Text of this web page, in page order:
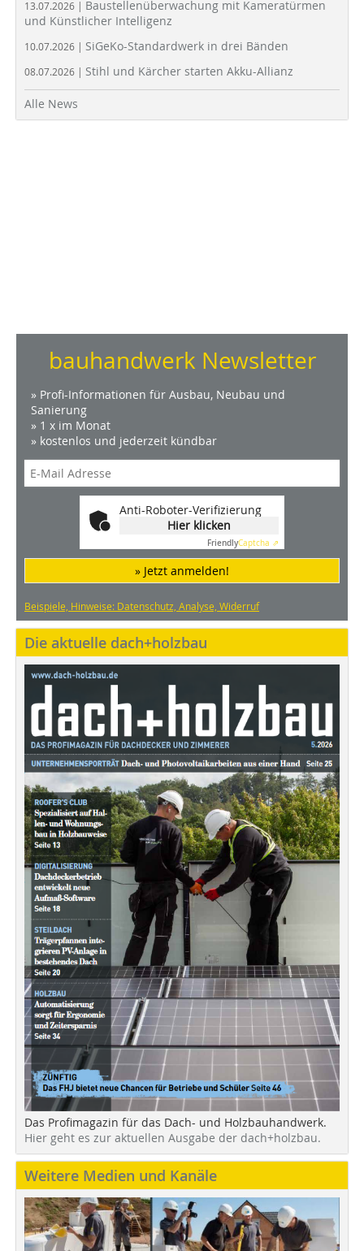
13.07.2026 | Baustellenüberwachung mit Kameratürmen
und Künstlicher Intelligenz
10.07.2026 | SiGeKo-Standardwerk in drei Bänden
08.07.2026 | Stihl und Kärcher starten Akku-Allianz
Alle News
bauhandwerk Newsletter
» Profi-Informationen für Ausbau, Neubau und
Sanierung
» 1 x im Monat
» kostenlos und jederzeit kündbar
Anti-Roboter-Verifizierung
Hier klicken
FriendlyCaptcha ⇗
» Jetzt anmelden!
Beispiele, Hinweise: Datenschutz, Analyse, Widerruf
Die aktuelle dach+holzbau
Das Profimagazin für das Dach- und Holzbauhandwerk.
Hier geht es zur aktuellen Ausgabe der dach+holzbau.
Weitere Medien und Kanäle